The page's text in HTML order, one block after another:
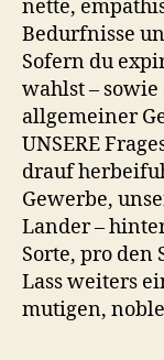
nette,
Bedurfnisse
Sofern du
wahlst – sowie
allgemeiner
UNSERE
drauf
Gewerbe,
Lander –
Sorte, pro den
Lass weiters
mutigen,